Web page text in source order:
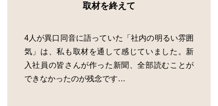
取材を終えて
4人が異口同音に語っていた「社内の明るい雰囲
気」は、私も取材を通して感じていました。新
入社員の皆さんが作った新聞、全部読むことが
できなかったのが残念です…